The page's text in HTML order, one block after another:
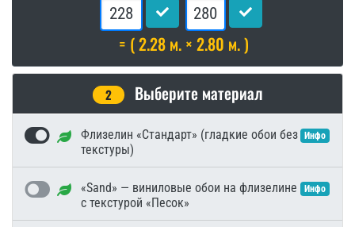
= ( 2.28 м. × 2.80 м. )
2 Выберите материал
Флизелин «Стандарт» (гладкие обои без
текстуры)
Инфо
«Sand» — виниловые обои на флизелине
с текстурой «Песок»
Инфо